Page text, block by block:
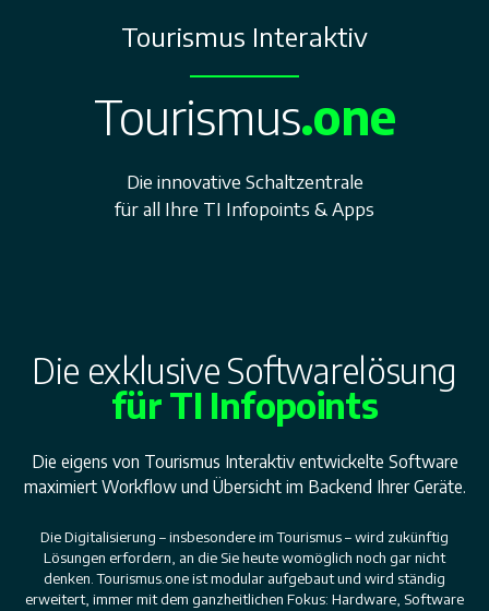
Tourismus Interaktiv
Tourismus.one
Die innovative Schaltzentrale
für all Ihre TI Infopoints & Apps
Die exklusive Softwarelösung
für TI Infopoints
Die eigens von Tourismus Interaktiv entwickelte Software
maximiert Workflow und Übersicht im Backend Ihrer Geräte.
Die Digitalisierung – insbesondere im Tourismus – wird zukünftig
Lösungen erfordern, an die Sie heute womöglich noch gar nicht
denken. Tourismus.one ist modular aufgebaut und wird ständig
erweitert, immer mit dem ganzheitlichen Fokus: Hardware, Software